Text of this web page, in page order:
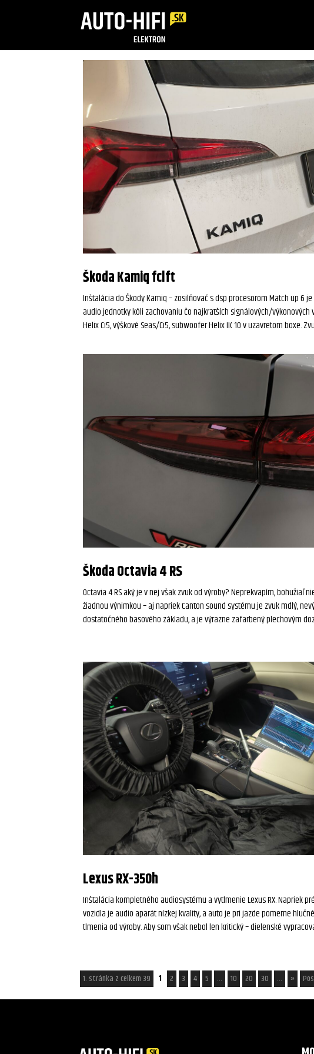
Škoda Kamiq fclft
Inštalácia do Škody Kamiq – zosilňovač s dsp procesorom Match up 6
audio jednotky kôli zachovaniu čo najkratších signálových/výkonových
Helix Ci5, výškové Seas/Ci5, subwoofer Helix IK 10 v uzavretom boxe.
Škoda Octavia 4 RS
Octavia 4 RS aký je v nej však zvuk od výroby? Neprekvapím, bohužiaľ
žiadnou výnimkou – aj napriek Canton sound systému je zvuk mdlý,
dostatočného basového základu, a je výrazne zafarbený plechovým
Lexus RX-350h
Inštalácia kompletného audiosystému a vytlmenie Lexus RX. Napriek
vozidla je audio aparát nízkej kvality, a auto je pri jazde pomerne
tlmenia od výroby. Aby som však nebol len kritický – dielenské
1. stránka z celkem 39 1 2 3 4 5 ... 10 20 30 ... »